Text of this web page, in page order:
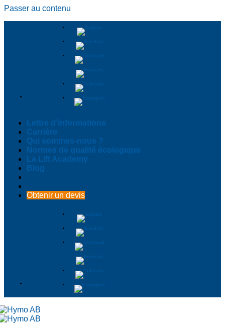
Passer au contenu
Lettre d’informations
Carrière
Qui sommes-nous ?
Normes de qualité écologique
La Lift Academy
Blog
Obtenir un devis